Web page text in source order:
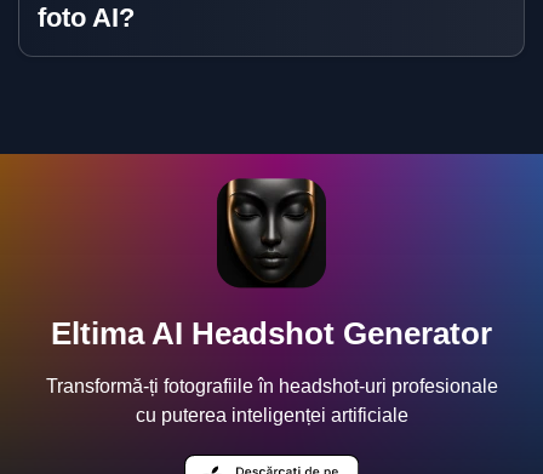
foto AI?
Eltima AI Headshot Generator
Transformă-ți fotografiile în headshot-uri profesionale
cu puterea inteligenței artificiale